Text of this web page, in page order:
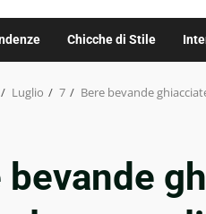
Chicche di Stile
Luglio 7 Bere bevande
bevande